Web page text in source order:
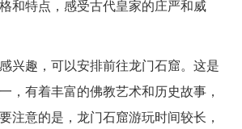
和特点，感受古代皇家的庄严和威
兴趣，可以安排前往龙门石窟。这是
，有着丰富的佛教艺术和历史故事，
注意的是，龙门石窟游玩时间较长，